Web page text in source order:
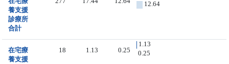
養支援
診療所
合計
12.64
在宅療
養支援
18 1.13 0.25
1.13
0.25